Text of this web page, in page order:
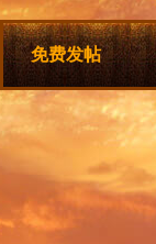
免费发帖